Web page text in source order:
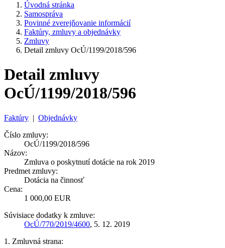
Úvodná stránka
Samospráva
Povinné zverejňovanie informácií
Faktúry, zmluvy a objednávky
Zmluvy
Detail zmluvy OcÚ/1199/2018/596
Detail zmluvy
OcÚ/1199/2018/596
Faktúry | Objednávky
Číslo zmluvy:
OcÚ/1199/2018/596
Názov:
Zmluva o poskytnutí dotácie na rok 2019
Predmet zmluvy:
Dotácia na činnosť
Cena:
1 000,00 EUR
Súvisiace dodatky k zmluve:
OcÚ/770/2019/4600, 5. 12. 2019
1. Zmluvná strana: